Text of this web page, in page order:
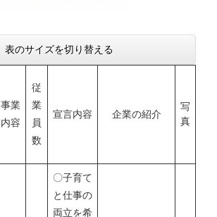
表のサイズを切り替える
事業
内容
従
業
員
数
宣言内容 企業の紹介
写
真
〇子育て
と仕事の
両立を希